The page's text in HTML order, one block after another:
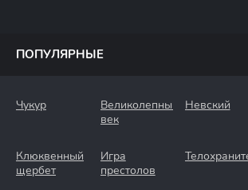
ПОПУЛЯРНЫЕ
Чукур
Великолепный
век
Невский
Клюквенный
щербет
Игра
престолов